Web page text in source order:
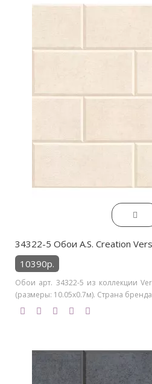
34322-5 Обои A.S. Creation
10390р.
Обои арт. 34322-5 из коллекции
(размеры: 10.05х0.7м). Страна